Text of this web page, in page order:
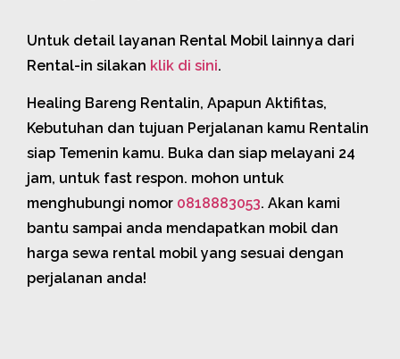
Untuk detail layanan Rental Mobil lainnya dari
Rental-in silakan klik di sini.
Healing Bareng Rentalin, Apapun Aktifitas,
Kebutuhan dan tujuan Perjalanan kamu Rentalin
siap Temenin kamu. Buka dan siap melayani 24
jam, untuk fast respon. mohon untuk
menghubungi nomor 0818883053. Akan kami
bantu sampai anda mendapatkan mobil dan
harga sewa rental mobil yang sesuai dengan
perjalanan anda!